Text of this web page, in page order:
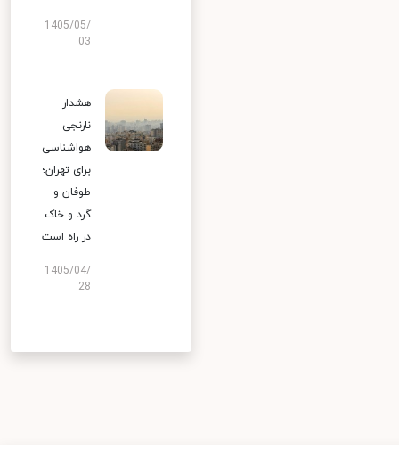
1405/05/
03
هشدار
نارنجی
هواشناسی
برای تهران؛
طوفان و
گرد و خاک
در راه است
1405/04/
28